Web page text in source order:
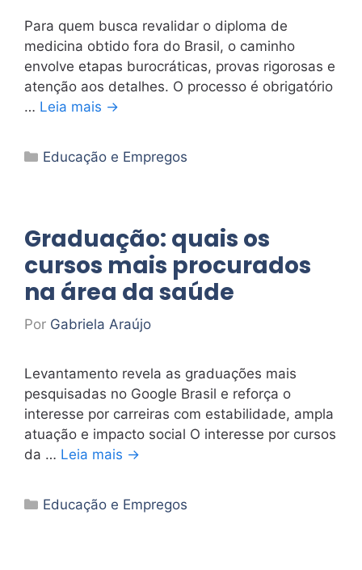
Para quem busca revalidar o diploma de
medicina obtido fora do Brasil, o caminho
envolve etapas burocráticas, provas rigorosas e
atenção aos detalhes. O processo é obrigatório
… Leia mais →
Categorias
Educação e Empregos
Graduação: quais os
cursos mais procurados
na área da saúde
Por Gabriela Araújo
Levantamento revela as graduações mais
pesquisadas no Google Brasil e reforça o
interesse por carreiras com estabilidade, ampla
atuação e impacto social O interesse por cursos
da … Leia mais →
Categorias
Educação e Empregos